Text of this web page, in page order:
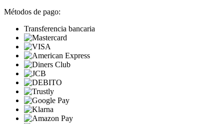
Métodos de pago:
Transferencia bancaria